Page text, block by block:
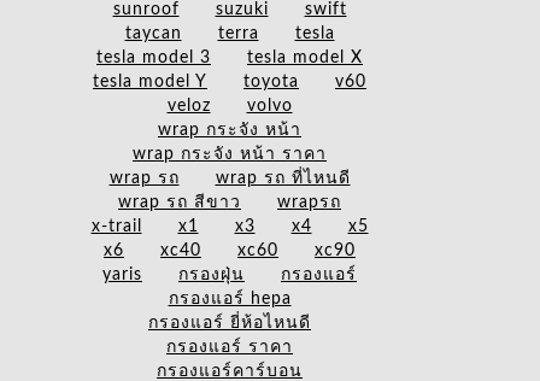
sunroof
suzuki
swift
taycan
terra
tesla
tesla model 3
tesla model X
tesla model Y
toyota
v60
veloz
volvo
wrap กระจัง หน้า
wrap กระจัง หน้า ราคา
wrap รถ
wrap รถ ที่ไหนดี
wrap รถ สีขาว
wrapรถ
x-trail
x1 x3 x4
x5
x6
xc40 xc60
xc90
yaris
กรองฝุ่น
กรองแอร์
กรองแอร์ hepa
กรองแอร์ ยี่ห้อไหนดี
กรองแอร์ ราคา
กรองแอร์คาร์บอน